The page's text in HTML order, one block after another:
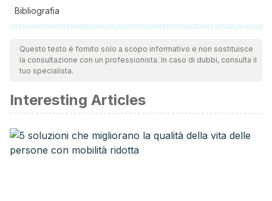
Bibliografia
Tutte le fonti citate sono state esaminate a fondo dal nostro
team per garantirne la qualità, l'affidabilità, l'attualità e la
validità. La bibliografia di questo articolo è stata considerata
Muccino, David, and Stuart Green. “Update on the clinical
development of gefapixant, a P2X3 receptor antagonist
for the treatment of refractory chronic cough.” Pulmonary
pharmacology & therapeutics (2019).
Questo testo è fornito solo a scopo informativo e non sostituisce
la consultazione con un professionista. In caso di dubbi, consulta il
tuo specialista.
Interesting Articles